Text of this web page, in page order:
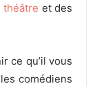
théâtre et des
ce qu’il vous
comédiens